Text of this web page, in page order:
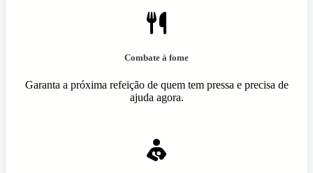
Combate à fome
Garanta a próxima refeição de quem tem pressa e precisa de
ajuda agora.